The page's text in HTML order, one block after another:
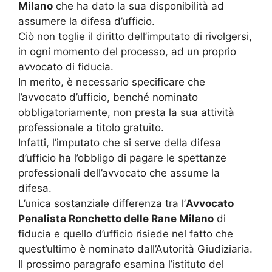
Milano che ha dato la sua disponibilità ad
assumere la difesa d’ufficio.
Ciò non toglie il diritto dell’imputato di rivolgersi,
in ogni momento del processo, ad un proprio
avvocato di fiducia.
In merito, è necessario specificare che
l’avvocato d’ufficio, benché nominato
obbligatoriamente, non presta la sua attività
professionale a titolo gratuito.
Infatti, l’imputato che si serve della difesa
d’ufficio ha l’obbligo di pagare le spettanze
professionali dell’avvocato che assume la
difesa.
L’unica sostanziale differenza tra l’Avvocato
Penalista Ronchetto delle Rane Milano di
fiducia e quello d’ufficio risiede nel fatto che
quest’ultimo è nominato dall’Autorità Giudiziaria.
Il prossimo paragrafo esamina l’istituto del